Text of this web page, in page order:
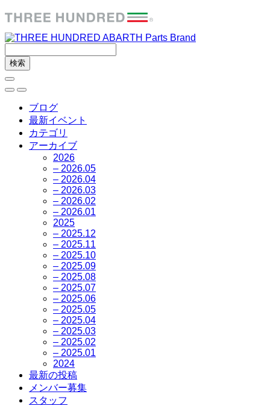
ブログ
最新イベント
カテゴリ
アーカイブ
2026
– 2026.05
– 2026.04
– 2026.03
– 2026.02
– 2026.01
2025
– 2025.12
– 2025.11
– 2025.10
– 2025.09
– 2025.08
– 2025.07
– 2025.06
– 2025.05
– 2025.04
– 2025.03
– 2025.02
– 2025.01
2024
最新の投稿
メンバー募集
スタッフ